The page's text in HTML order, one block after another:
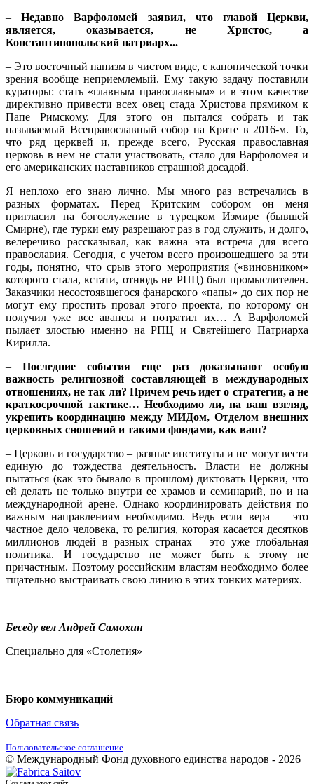
–Недавно Варфоломей заявил, что главой Церкви,
является, оказывается, не Христос, а
Константинопольский патриарх...
– Это восточный папизм в чистом виде, с канонической точки
зрения вообще неприемлемый. Ему такую задачу поставили
кураторы: стать «главным православным» и в этом качестве
директивно привести всех овец стада Христова прямиком к
Папе Римскому. Для этого он пытался собрать и так
называемый Всеправославный собор на Крите в 2016-м. То,
что ряд церквей и, прежде всего, Русская православная
церковь в нем не стали участвовать, стало для Варфоломея и
его американских наставников страшной досадой.
Я неплохо его знаю лично. Мы много раз встречались в
разных форматах. Перед Критским собором он меня
пригласил на богослужение в турецком Измире (бывшей
Смирне), где турки ему разрешают раз в год служить, и долго,
велеречиво рассказывал, как важна эта встреча для всего
православия. Сегодня, с учетом всего произошедшего за эти
годы, понятно, что срыв этого мероприятия («виновником»
которого стала, кстати, отнюдь не РПЦ) был промыслителен.
Заказчики несостоявшегося фанарского «папы» до сих пор не
могут ему простить провал этого проекта, по которому он
получил уже все авансы и потратил их… А Варфоломей
пылает злостью именно на РПЦ и Святейшего Патриарха
Кирилла.
– Последние события еще раз доказывают особую
важность религиозной составляющей в международных
отношениях, не так ли? Причем речь идет о стратегии, а не
краткосрочной тактике… ­Необходимо ли, на ваш взгляд,
укрепить координацию между МИДом, Отделом внешних
церковных сношений и такими фондами, как ваш?
– Церковь и государство – разные институты и не могут вести
единую до тождества деятельность. Власти не должны
пытаться (как это бывало в прошлом) диктовать Церкви, что
ей делать не только внутри ее храмов и семинарий, но и на
международной арене. Однако координировать действия по
важным направлениям необходимо. Ведь если вера — это
частное дело человека, то религия, которая касается десятков
миллионов людей в разных странах – это уже глобальная
политика. И государство не может быть к этому не
причастным. Поэтому российским властям необходимо более
тщательно выстраивать свою линию в этих тонких материях.
Беседу вел Андрей Самохин
Специально для «Столетия»
Бюро коммуникаций
Обратная связь
Пользовательское соглашение
© Международный Фонд духовного единства народов - 2026